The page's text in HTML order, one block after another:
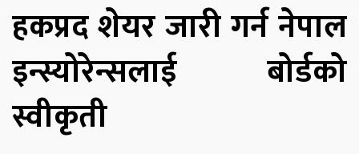
हकप्रद शेयर जारी गर्न नेपाल
इन्स्योरेन्सलाई बोर्डको
स्वीकृती